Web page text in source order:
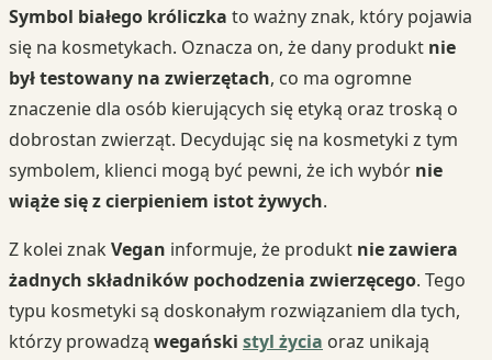
Symbol białego króliczka to ważny znak, który pojawia
się na kosmetykach. Oznacza on, że dany produkt nie
był testowany na zwierzętach, co ma ogromne
znaczenie dla osób kierujących się etyką oraz troską o
dobrostan zwierząt. Decydując się na kosmetyki z tym
symbolem, klienci mogą być pewni, że ich wybór nie
wiąże się z cierpieniem istot żywych.
Z kolei znak Vegan informuje, że produkt nie zawiera
żadnych składników pochodzenia zwierzęcego. Tego
typu kosmetyki są doskonałym rozwiązaniem dla tych,
którzy prowadzą wegański styl życia oraz unikają